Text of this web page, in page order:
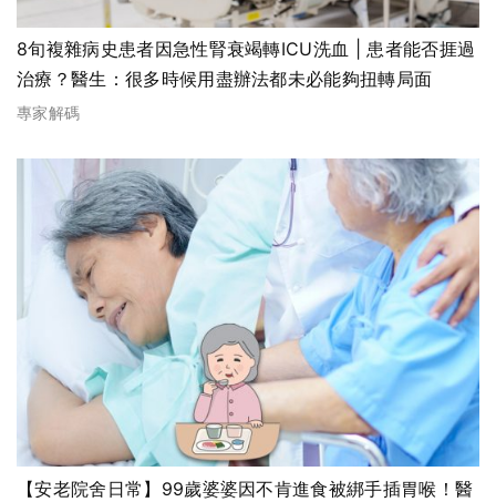
8旬複雜病史患者因急性腎衰竭轉ICU洗血 | 患者能否捱過
治療？醫生：很多時候用盡辦法都未必能夠扭轉局面
專家解碼
【安老院舍日常】99歲婆婆因不肯進食被綁手插胃喉！醫